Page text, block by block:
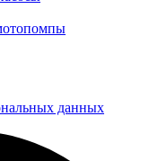
данных